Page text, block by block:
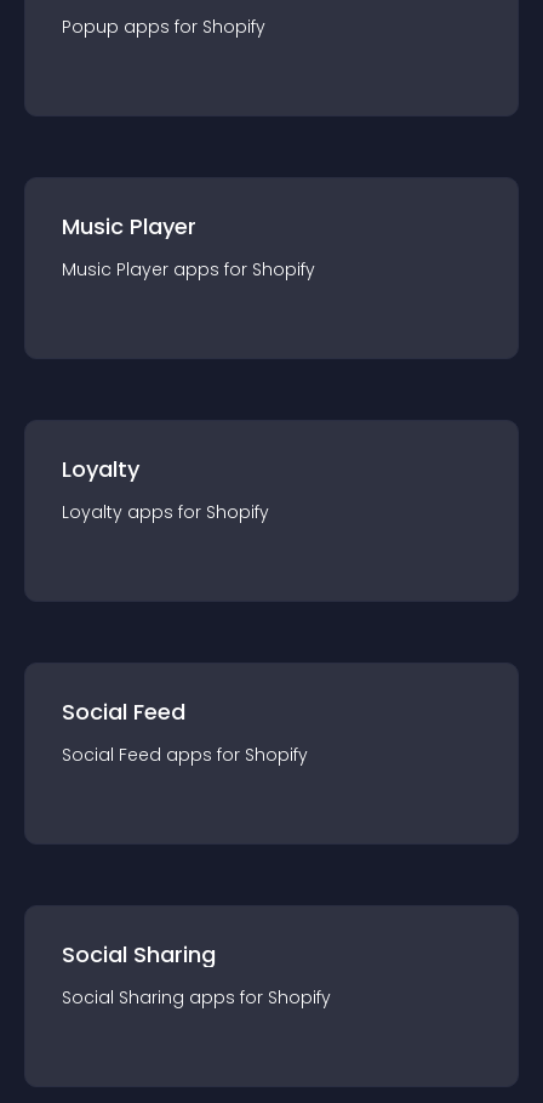
Popup apps for Shopify
Music Player
Music Player apps for Shopify
Loyalty
Loyalty apps for Shopify
Social Feed
Social Feed apps for Shopify
Social Sharing
Social Sharing apps for Shopify